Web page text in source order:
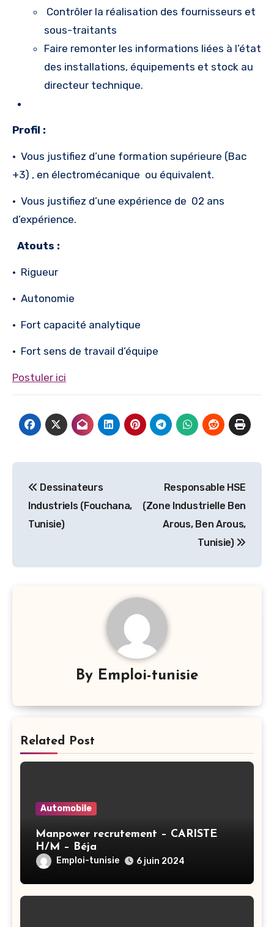
Contrôler la réalisation des fournisseurs et
sous-traitants
Faire remonter les informations liées à l’état
des installations, équipements et stock au
directeur technique.
Profil :
· Vous justifiez d’une formation supérieure (Bac
+3) , en électromécanique ou équivalent.
· Vous justifiez d’une expérience de 02 ans
d’expérience.
Atouts :
· Rigueur
· Autonomie
· Fort capacité analytique
· Fort sens de travail d’équipe
Postuler ici
de
l’article
Dessinateurs
Industriels (Fouchana,
Tunisie)
Responsable HSE
(Zone Industrielle Ben
Arous, Ben Arous,
Tunisie)
By Emploi-tunisie
Related Post
Automobile
Manpower recrutement – CARISTE
H/M – Béja
Emploi-tunisie 6 juin 2024